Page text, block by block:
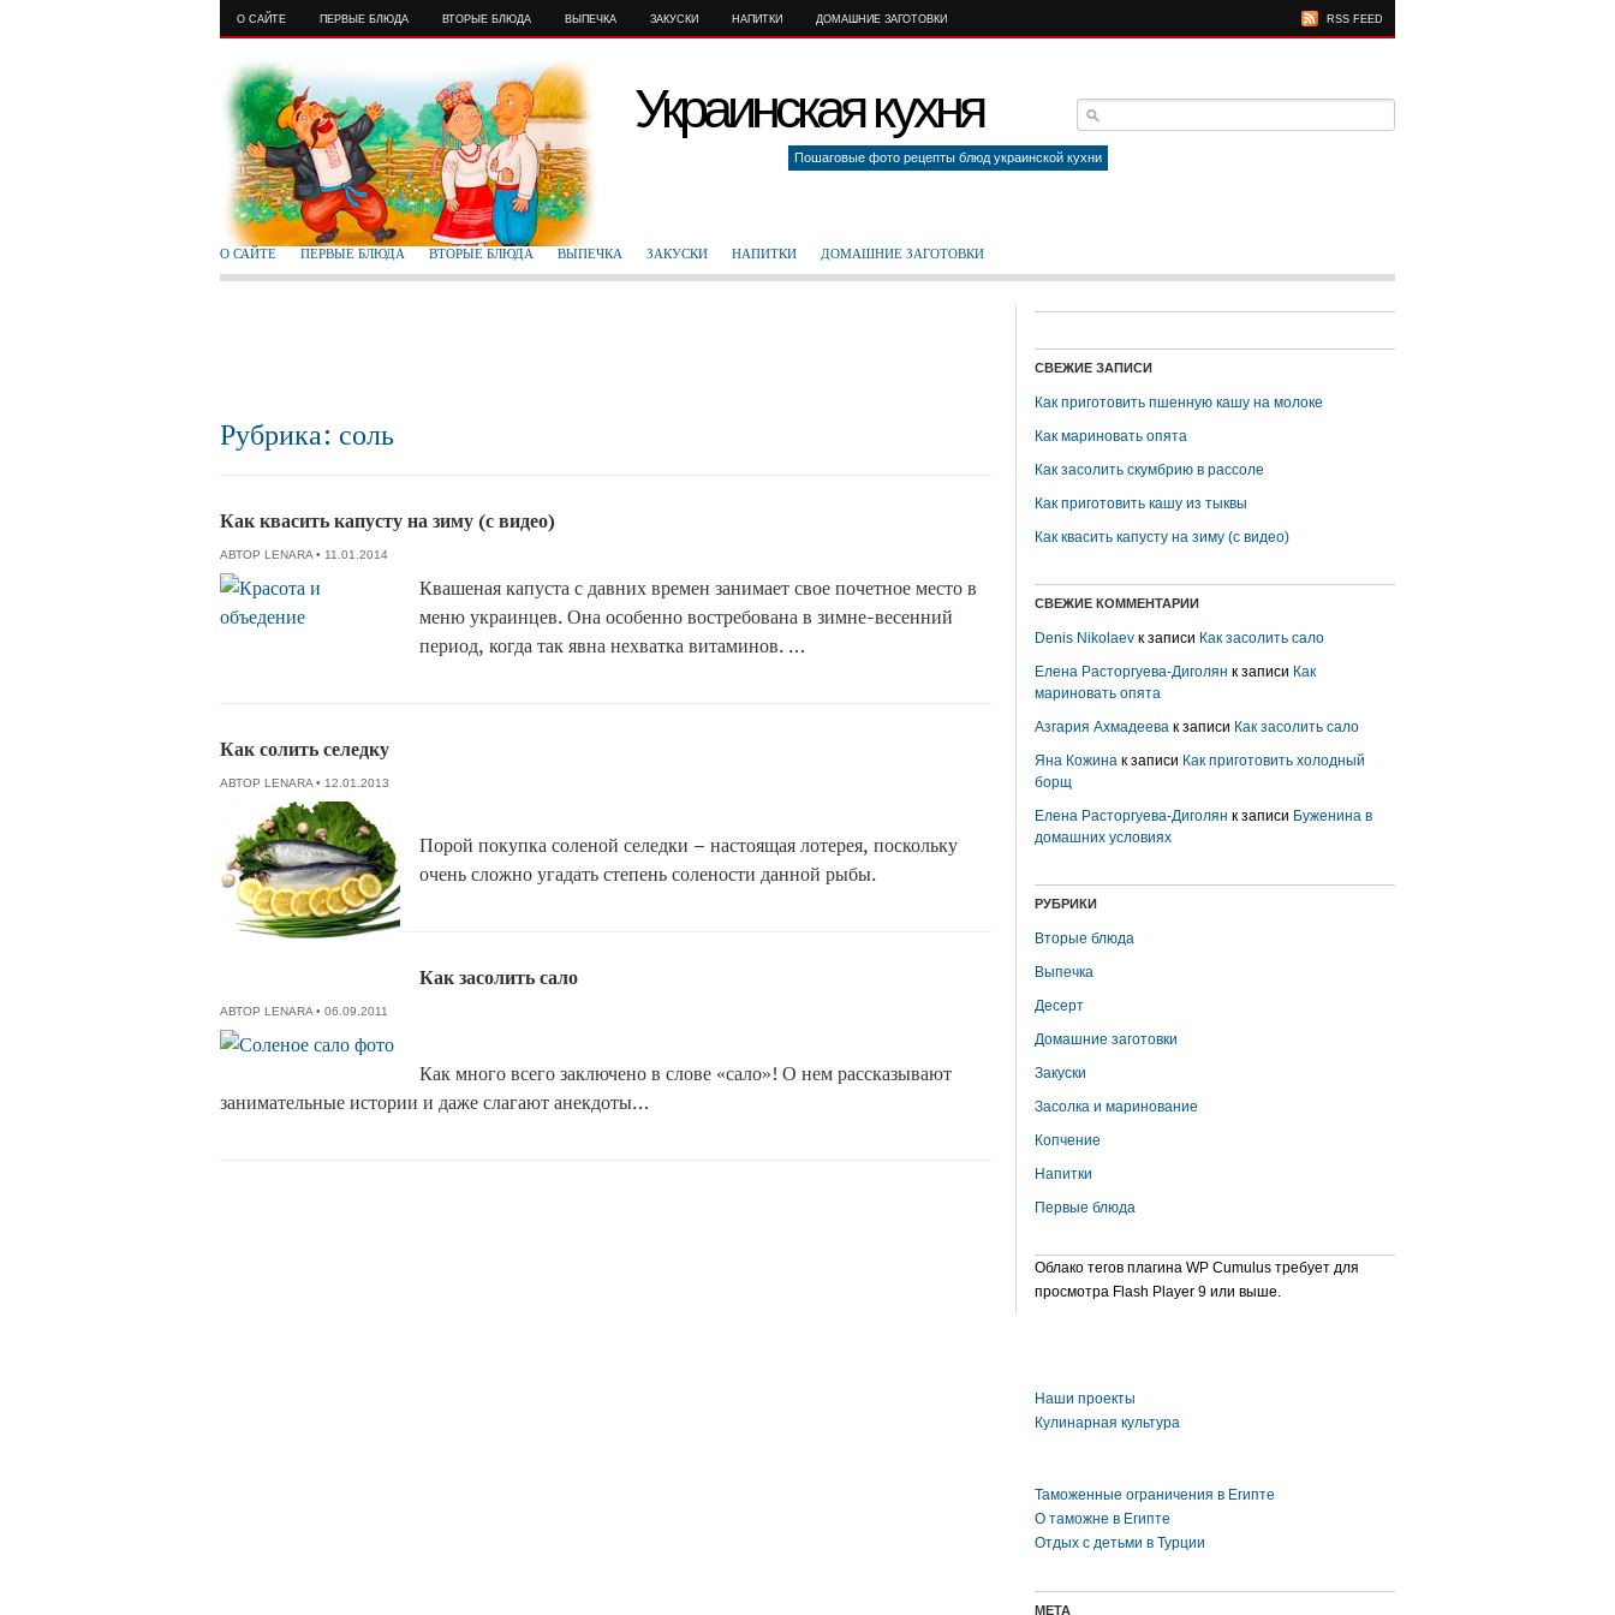
О САЙТЕ ПЕРВЫЕ БЛЮДА ВТОРЫЕ БЛЮДА ВЫПЕЧКА ЗАКУСКИ НАПИТКИ ДОМАШНИЕ ЗАГОТОВКИ RSS FEED
Украинская кухня
Пошаговые фото рецепты блюд украинской кухни
О САЙТЕ ПЕРВЫЕ БЛЮДА ВТОРЫЕ БЛЮДА ВЫПЕЧКА ЗАКУСКИ НАПИТКИ ДОМАШНИЕ ЗАГОТОВКИ
Рубрика: соль
Как квасить капусту на зиму (с видео)
АВТОР LENARA • 11.01.2014
Квашеная капуста с давних времен занимает свое почетное место в
меню украинцев. Она особенно востребована в зимне-весенний
период, когда так явна нехватка витаминов. …
Как солить селедку
АВТОР LENARA • 12.01.2013
Порой покупка соленой селедки – настоящая лотерея, поскольку
очень сложно угадать степень солености данной рыбы.
Как засолить сало
АВТОР LENARA • 06.09.2011
Как много всего заключено в слове «сало»! О нем рассказывают
занимательные истории и даже слагают анекдоты…
СВЕЖИЕ ЗАПИСИ
Как приготовить пшенную кашу на молоке
Как мариновать опята
Как засолить скумбрию в рассоле
Как приготовить кашу из тыквы
Как квасить капусту на зиму (с видео)
СВЕЖИЕ КОММЕНТАРИИ
Denis Nikolaev к записи Как засолить сало
Елена Расторгуева-Диголян к записи Как
мариновать опята
Азгария Ахмадеева к записи Как засолить сало
Яна Кожина к записи Как приготовить холодный
борщ
Елена Расторгуева-Диголян к записи Буженина в
домашних условиях
РУБРИКИ
Вторые блюда
Выпечка
Десерт
Домашние заготовки
Закуски
Засолка и маринование
Копчение
Напитки
Первые блюда
Облако тегов плагина WP Cumulus требует для
просмотра Flash Player 9 или выше.
Наши проекты
Кулинарная культура
Таможенные ограничения в Египте
О таможне в Египте
Отдых с детьми в Турции
МЕТА